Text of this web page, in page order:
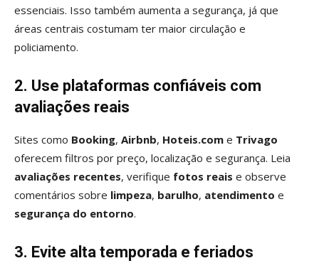
essenciais. Isso também aumenta a segurança, já que
áreas centrais costumam ter maior circulação e
policiamento.
2. Use plataformas confiáveis com
avaliações reais
Sites como Booking, Airbnb, Hoteis.com e Trivago
oferecem filtros por preço, localização e segurança. Leia
avaliações recentes, verifique fotos reais e observe
comentários sobre limpeza, barulho, atendimento e
segurança do entorno.
3. Evite alta temporada e feriados